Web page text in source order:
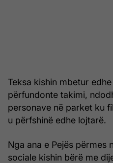
Teksa kishin mbetur
përfundonte takimi,
personave në parket ku
u përfshinë edhe lojtarë.
Nga ana e Pejës përmes
sociale kishin bërë me